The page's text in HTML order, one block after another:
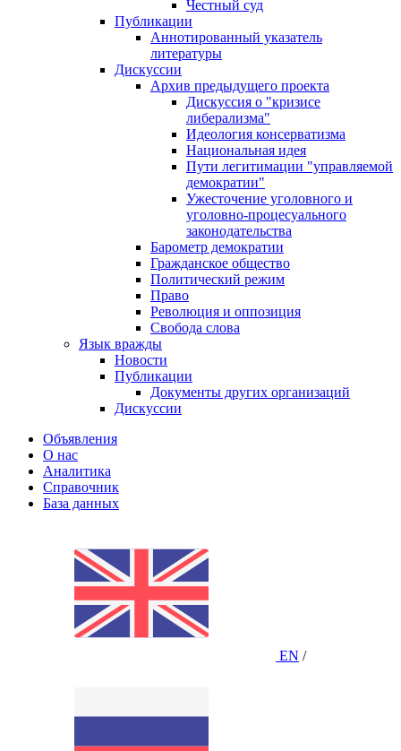
Честный суд
Публикации
Аннотированный указатель
литературы
Дискуссии
Архив предыдущего проекта
Дискуссия о "кризисе
либерализма"
Идеология консерватизма
Национальная идея
Пути легитимации "управляемой
демократии"
Ужесточение уголовного и
уголовно-процесуального
законодательства
Барометр демократии
Гражданское общество
Политический режим
Право
Революция и оппозиция
Свобода слова
Язык вражды
Новости
Публикации
Документы других организаций
Дискуссии
Объявления
О нас
Аналитика
Справочник
База данных
EN /